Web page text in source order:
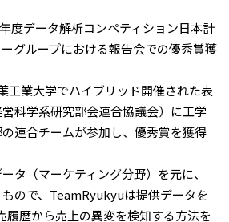
データ解析コンペティション日本計
グループにおける報告会での優秀賞獲
工業大学でハイブリッド開催された表
科学系研究部会連合協議会）に工学
連合チームが参加し、優秀賞を獲得
タ（マーケティング分野）を元に、
ので、TeamRyukyuは提供データを
履歴から売上の異変を検知する方法を